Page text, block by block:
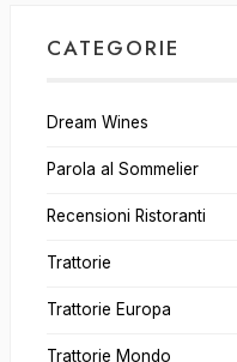
CATEGORIE
Dream Wines
Parola al Sommelier
Recensioni Ristoranti
Trattorie
Trattorie Europa
Trattorie Mondo